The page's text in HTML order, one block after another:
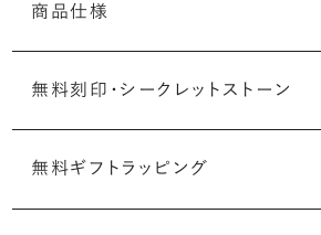
商品仕様
無料刻印・ シークレットストーン
無料ギフトラッピング